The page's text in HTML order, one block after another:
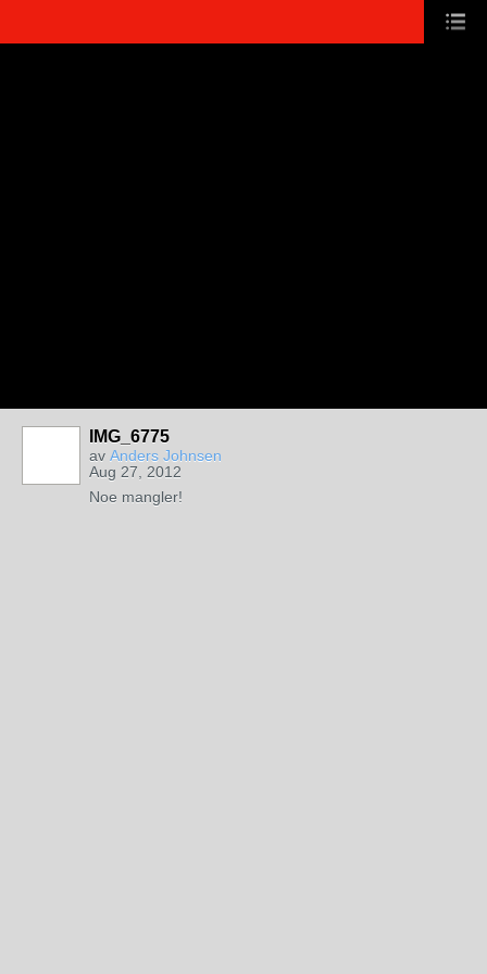
IMG_6775
av Anders Johnsen
Aug 27, 2012
Noe mangler!